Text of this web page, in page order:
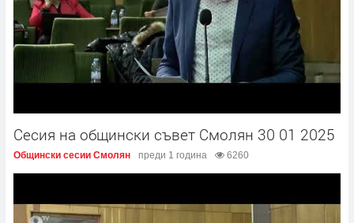
Сесия на общински съвет Смолян 30 01 2025
Общински сесии Смолян преди 1 година 6260